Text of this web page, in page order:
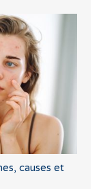
causes et